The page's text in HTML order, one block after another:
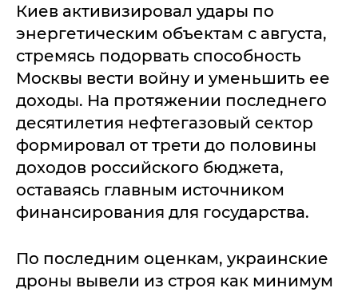
Киев активизировал удары по
энергетическим объектам с августа,
стремясь подорвать способность
Москвы вести войну и уменьшить ее
доходы. На протяжении последнего
десятилетия нефтегазовый сектор
формировал от трети до половины
доходов российского бюджета,
оставаясь главным источником
финансирования для государства.
По последним оценкам, украинские
дроны вывели из строя как минимум